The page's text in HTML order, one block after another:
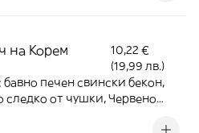
на Корем
10,22 €
(19,99 лв.)
печен свински бекон,
от чушки, Червено